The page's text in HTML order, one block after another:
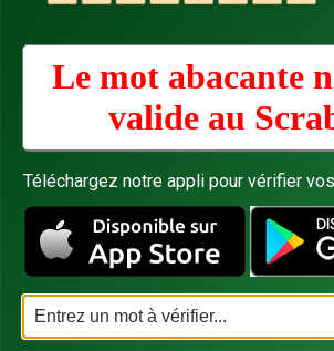
Le mot abacante
valide au
Téléchargez notre appli pour vérifier